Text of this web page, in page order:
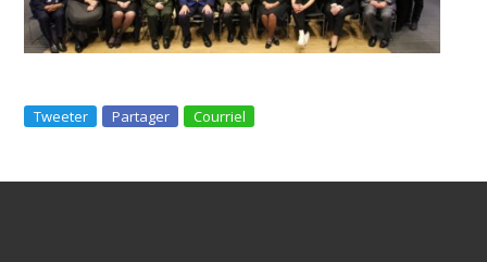
Tweeter Partager Courriel